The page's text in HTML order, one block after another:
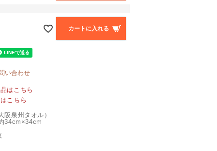
カートに入れる
い合わせ
はこちら
こちら
阪泉州タオル）
34cm×34cm